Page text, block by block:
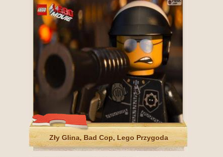
Zły Glina, Bad Cop, Lego Przygoda